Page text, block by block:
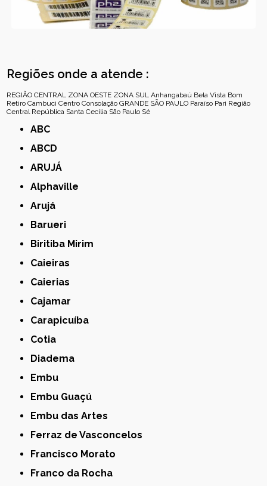
Regiões onde a atende :
REGIÃO CENTRAL ZONA OESTE ZONA SUL Anhangabaú Bela Vista Bom
Retiro Cambuci Centro Consolação GRANDE SÃO PAULO Paraíso Pari Região
Central República Santa Cecília São Paulo Sé
ABC
ABCD
ARUJÁ
Alphaville
Arujá
Barueri
Biritiba Mirim
Caieiras
Caierias
Cajamar
Carapicuíba
Cotia
Diadema
Embu
Embu Guaçú
Embu das Artes
Ferraz de Vasconcelos
Francisco Morato
Franco da Rocha